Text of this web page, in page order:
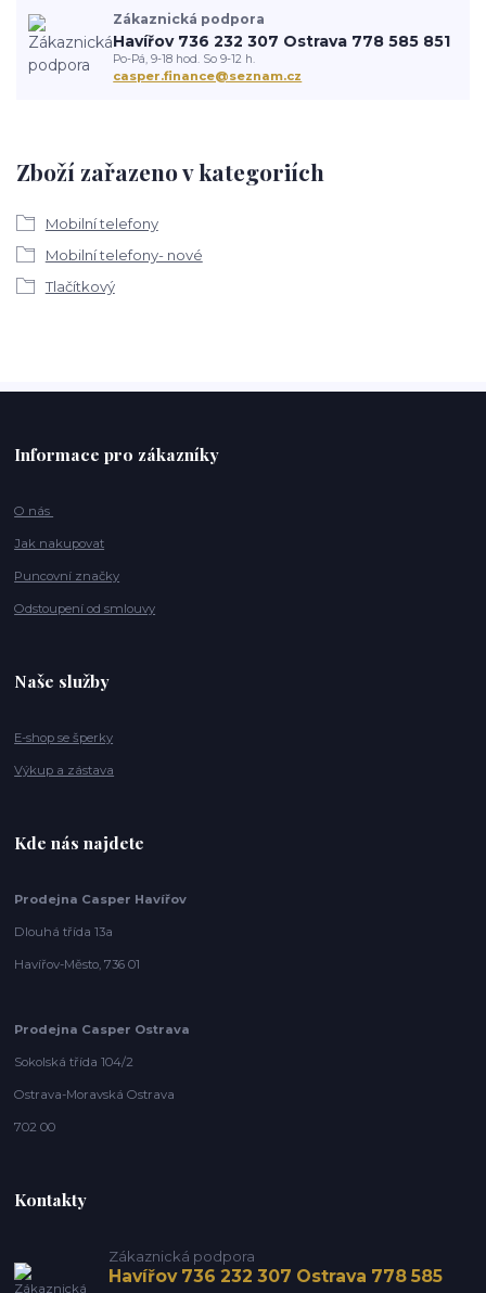
Zboží zařazeno v kategoriích
Mobilní telefony
Mobilní telefony- nové
Tlačítkový
Zákaznická podpora
Havířov 736 232 307 Ostrava 778 585 851
Po-Pá, 9-18 hod. So 9-12 h.
casper.finance@seznam.cz
Informace pro zákazníky
O nás
Jak nakupovat
Puncovní značky
Odstoupení od smlouvy
Naše služby
E-shop se šperky
Výkup a zástava
Kde nás najdete
Prodejna Casper Havířov
Dlouhá třída 13a
Havířov-Město, 736 01
Prodejna Casper Ostrava
Sokolská třída 104/2
Ostrava-Moravská Ostrava
702 00
Kontakty
Zákaznická podpora
Havířov 736 232 307 Ostrava 778 585